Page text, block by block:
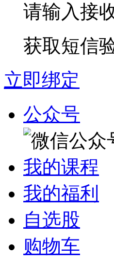
请输入接
获取短信
立即绑定
公众号
我的课程
我的福利
自选股
购物车